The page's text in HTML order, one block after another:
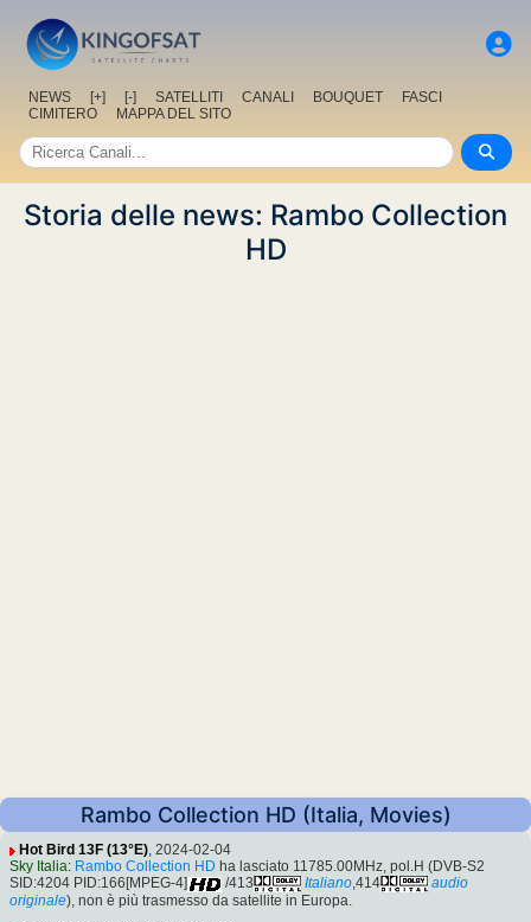
NEWS [+] [-] SATELLITI CANALI BOUQUET
FASCI
CIMITERO
MAPPA DEL SITO
Storia delle news: Rambo Collection
HD
Rambo Collection HD (Italia, Movies)
Hot Bird 13F (13°E), 2024-02-04
Sky Italia: Rambo Collection HD ha lasciato 11785.00MHz, pol.H (DVB-S2
SID:4204 PID:166[MPEG-4]
/413 Italiano,414
audio
originale), non è più trasmesso da satellite in Europa.